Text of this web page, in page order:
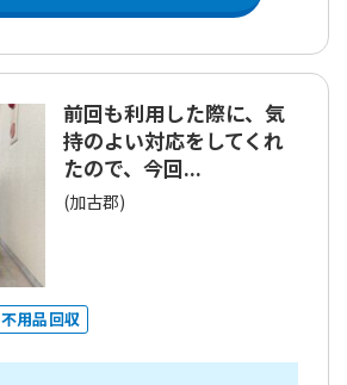
前回も利用した際に、気
持のよい対応をしてくれ
たので、今回...
(加古郡)
不用品回収